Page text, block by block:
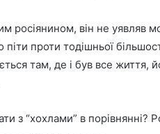
росiянином, він не уявляв
проти тодішньої
там, де і був все життя,
з “хохлами” в порівнянні?